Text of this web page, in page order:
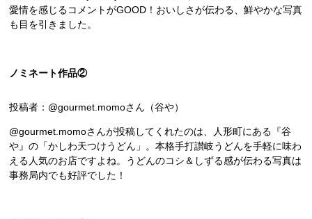
愛情を感じるコメントがGOOD！おいしさが伝わる、鮮やかな写真
も目を引きました。
ノミネート作品②
投稿者：@gourmet.momoさん（谷や）
@gourmet.momoさんが投稿してくれたのは、人形町にある『谷
や』の「かしわ天つけうどん」。本格手打讃岐うどんを手軽に味わ
える人気のお店ですよね。うどんのコシ＆しずる感が伝わる写真は
事務局内でも好評でした！